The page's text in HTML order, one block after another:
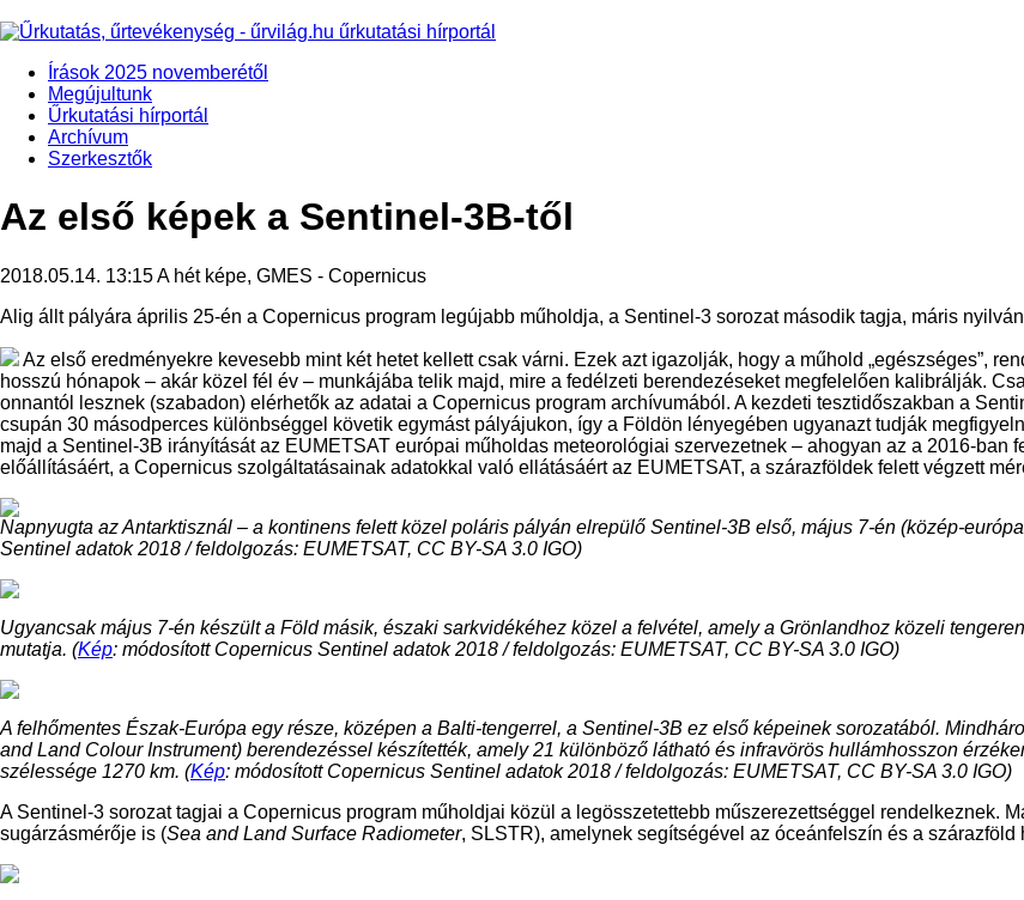
Írások 2025 novemberétől
Megújultunk
Űrkutatási hírportál
Archívum
Szerkesztők
Az első képek a Sentinel-3B-től
2018.05.14. 13:15A hét képe, GMES - Copernicus
Alig állt pályára április 25-én a Copernicus program legújabb műholdja, a Sentinel-3 sorozat második tagja, máris
Az első eredményekre kevesebb mint két hetet kellett csak várni. Ezek azt igazolják, hogy a műhold „egészséges”,
hosszú hónapok – akár közel fél év – munkájába telik majd, mire a fedélzeti berendezéseket megfelelően kalibrálják.
onnantól lesznek (szabadon) elérhetők az adatai a Copernicus program archívumából. A kezdeti tesztidőszakban a
csupán 30 másodperces különbséggel követik egymást pályájukon, így a Földön lényegében ugyanazt tudják
majd a Sentinel-3B irányítását az EUMETSAT európai műholdas meteorológiai szervezetnek – ahogyan az a 2016-ban
előállításáért, a Copernicus szolgáltatásainak adatokkal való ellátásáért az EUMETSAT, a szárazföldek felett végzett
Napnyugta az Antarktisznál – a kontinens felett közel poláris pályán elrepülő Sentinel-3B első, május 7-én (közép-
Sentinel adatok 2018 / feldolgozás: EUMETSAT, CC BY-SA 3.0 IGO)
Ugyancsak május 7-én készült a Föld másik, északi sarkvidékéhez közel a felvétel, amely a Grönlandhoz közeli
mutatja. (Kép: módosított Copernicus Sentinel adatok 2018 / feldolgozás: EUMETSAT, CC BY-SA 3.0 IGO)
A felhőmentes Észak-Európa egy része, középen a Balti-tengerrel, a Sentinel-3B ez első képeinek sorozatából.
and Land Colour Instrument) berendezéssel készítették, amely 21 különböző látható és infravörös hullámhosszon
szélessége 1270 km. (Kép: módosított Copernicus Sentinel adatok 2018 / feldolgozás: EUMETSAT, CC BY-SA 3.0 IGO)
A Sentinel-3 sorozat tagjai a Copernicus program műholdjai közül a legösszetettebb műszerezettséggel rendelkeznek.
sugárzásmérője is (Sea and Land Surface Radiometer, SLSTR), amelynek segítségével az óceánfelszín és a